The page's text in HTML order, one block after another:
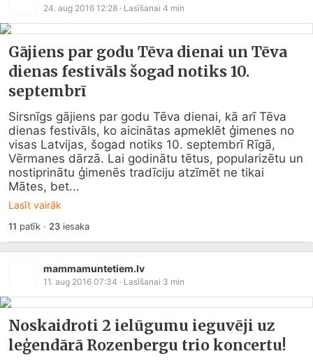
24. aug 2016 12:28 · Lasīšanai 4 min
Gājiens par godu Tēva dienai un Tēva
dienas festivāls šogad notiks 10.
septembrī
Sirsnīgs gājiens par godu Tēva dienai, kā arī Tēva
dienas festivāls, ko aicinātas apmeklēt ģimenes no
visas Latvijas, šogad notiks 10. septembrī Rīgā,
Vērmanes dārzā. Lai godinātu tētus, popularizētu un
nostiprinātu ģimenēs tradīciju atzīmēt ne tikai
Mātes, bet...
Lasīt vairāk
11 patīk · 23iesaka
mammamuntetiem.lv
11. aug 2016 07:34 · Lasīšanai 3 min
Noskaidroti 2 ielūgumu ieguvēji uz
leģendārā Rozenbergu trio koncertu!